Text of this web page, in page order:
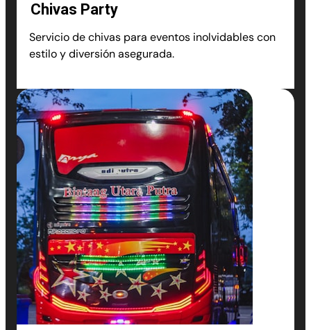
Chivas Party
Servicio de chivas para eventos inolvidables con
estilo y diversión asegurada.